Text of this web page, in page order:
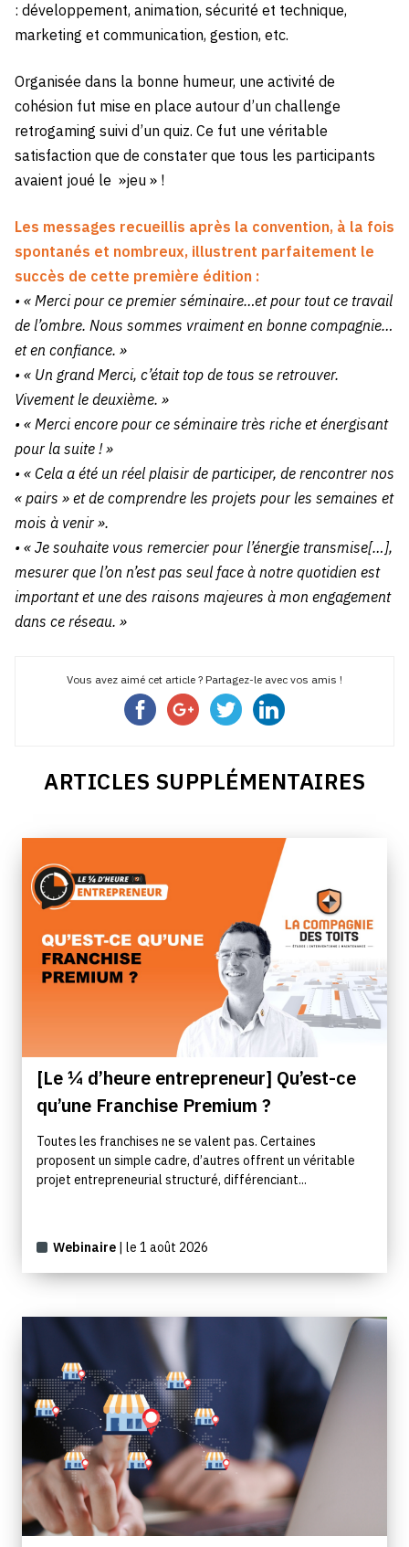
: développement, animation, sécurité et technique,
marketing et communication, gestion, etc.
Organisée dans la bonne humeur, une activité de
cohésion fut mise en place autour d’un challenge
retrogaming suivi d’un quiz. Ce fut une véritable
satisfaction que de constater que tous les participants
avaient joué le »jeu » !
Les messages recueillis après la convention, à la fois
spontanés et nombreux, illustrent parfaitement le
succès de cette première édition :
• « Merci pour ce premier séminaire…et pour tout ce travail
de l’ombre. Nous sommes vraiment en bonne compagnie…
et en confiance. »
• « Un grand Merci, c’était top de tous se retrouver.
Vivement le deuxième. »
• « Merci encore pour ce séminaire très riche et énergisant
pour la suite ! »
• « Cela a été un réel plaisir de participer, de rencontrer nos
« pairs » et de comprendre les projets pour les semaines et
mois à venir ».
• « Je souhaite vous remercier pour l’énergie transmise[…],
mesurer que l’on n’est pas seul face à notre quotidien est
important et une des raisons majeures à mon engagement
dans ce réseau. »
Vous avez aimé cet article ? Partagez-le avec vos amis !
ARTICLES SUPPLÉMENTAIRES
[Le ¼ d’heure entrepreneur] Qu’est-ce
qu’une Franchise Premium ?
Toutes les franchises ne se valent pas. Certaines
proposent un simple cadre, d’autres offrent un véritable
projet entrepreneurial structuré, différenciant...
Webinaire | le 1 août 2026